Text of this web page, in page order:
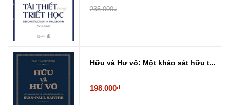
235.000₫
Hữu và Hư vô: Một khảo sát hữu t...
198.000₫